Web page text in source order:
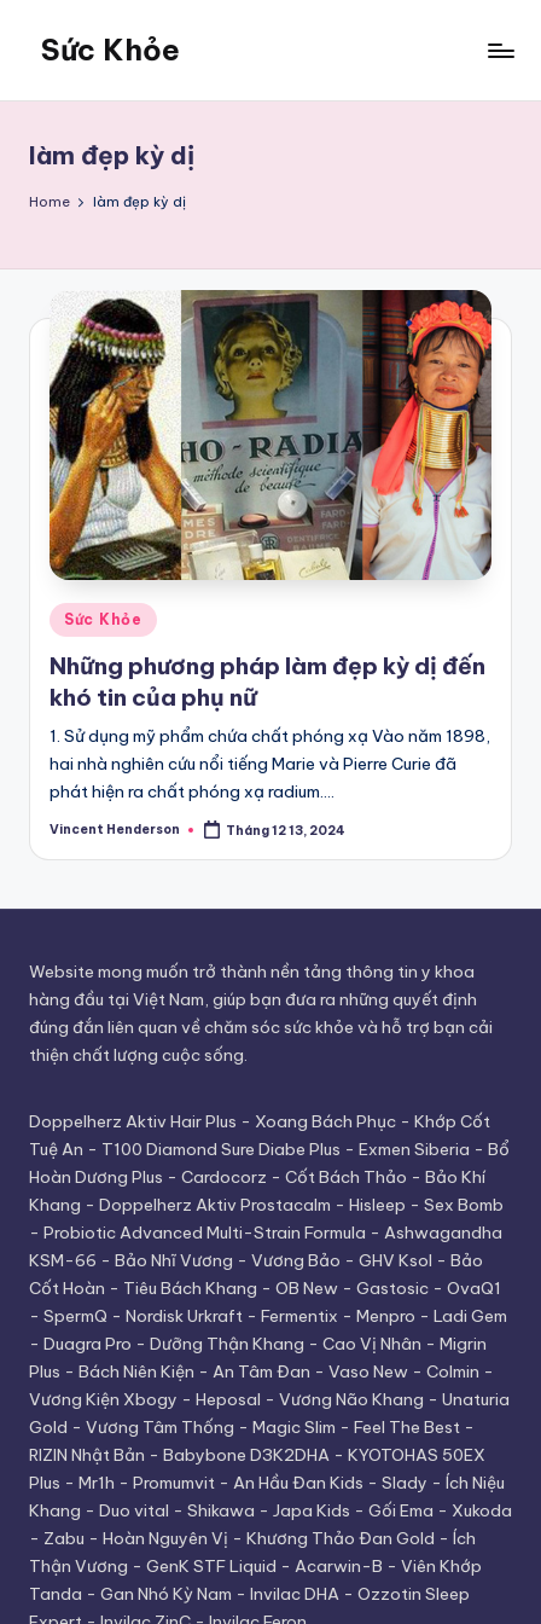
content
Sức Khỏe
làm đẹp kỳ dị
Home làm đẹp kỳ dị
Posted
in
Sức Khỏe
Những phương pháp làm đẹp kỳ dị đến
khó tin của phụ nữ
1. Sử dụng mỹ phẩm chứa chất phóng xạ Vào năm 1898,
hai nhà nghiên cứu nổi tiếng Marie và Pierre Curie đã
phát hiện ra chất phóng xạ radium.…
Posted
Vincent Henderson Tháng 12 13, 2024
Website mong muốn trở thành nền tảng thông tin y khoa
hàng đầu tại Việt Nam, giúp bạn đưa ra những quyết định
đúng đắn liên quan về chăm sóc sức khỏe và hỗ trợ bạn cải
thiện chất lượng cuộc sống.
Doppelherz Aktiv Hair Plus - Xoang Bách Phục - Khớp Cốt
Tuệ An - T100 Diamond Sure Diabe Plus - Exmen Siberia - Bổ
Hoàn Dương Plus - Cardocorz - Cốt Bách Thảo - Bảo Khí
Khang - Doppelherz Aktiv Prostacalm - Hisleep - Sex Bomb
- Probiotic Advanced Multi-Strain Formula - Ashwagandha
KSM-66 - Bảo Nhĩ Vương - Vương Bảo - GHV Ksol - Bảo
Cốt Hoàn - Tiêu Bách Khang - OB New - Gastosic - OvaQ1
- SpermQ - Nordisk Urkraft - Fermentix - Menpro - Ladi Gem
- Duagra Pro - Dưỡng Thận Khang - Cao Vị Nhân - Migrin
Plus - Bách Niên Kiện - An Tâm Đan - Vaso New - Colmin -
Vương Kiện Xbogy - Heposal - Vương Não Khang - Unaturia
Gold - Vương Tâm Thống - Magic Slim - Feel The Best -
RIZIN Nhật Bản - Babybone D3K2DHA - KYOTOHAS 50EX
Plus - Mr1h - Promumvit - An Hầu Đan Kids - Slady - Ích Niệu
Khang - Duo vital - Shikawa - Japa Kids - Gối Ema - Xukoda
- Zabu - Hoàn Nguyên Vị - Khương Thảo Đan Gold - Ích
Thận Vương - GenK STF Liquid - Acarwin-B - Viên Khớp
Tanda - Gan Nhó Kỳ Nam - Invilac DHA - Ozzotin Sleep